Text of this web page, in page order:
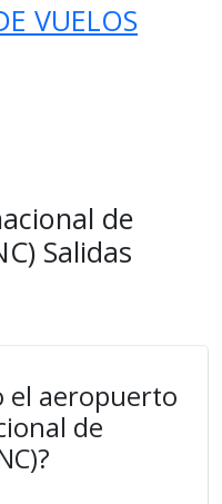
VUELOS
de
Salidas
el aeropuerto
de